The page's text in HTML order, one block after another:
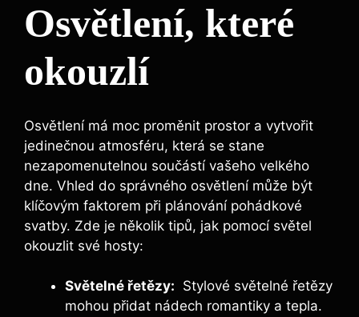
Osvětlení, které
okouzlí
Osvětlení má moc proměnit ⁤prostor a vytvořit
jedinečnou atmosféru, ‌která se stane
nezapomenutelnou ⁤součástí vašeho velkého
dne. Vhled⁤ do⁢ správného osvětlení ‌může⁣ být
klíčovým faktorem při plánování ‍pohádkové
svatby. Zde je ⁣několik‌ tipů, jak pomocí světel
okouzlit ⁢své​ hosty:
Světelné řetězy: ‍ Stylové světelné‌ řetězy‌
mohou přidat nádech ​romantiky⁢ a tepla.